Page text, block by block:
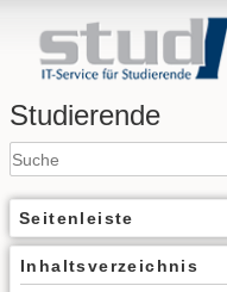
Studierende
Seitenleiste
Inhaltsverzeichnis